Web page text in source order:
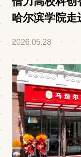
哈尔滨学院走
2026.05.28